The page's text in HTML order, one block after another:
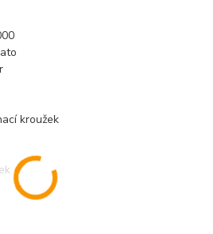
kroužek